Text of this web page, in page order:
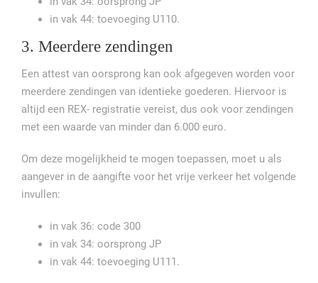
in vak 44: toevoeging U110.
3. Meerdere zendingen
Een attest van oorsprong kan ook afgegeven worden voor
meerdere zendingen van identieke goederen. Hiervoor is
altijd een REX- registratie vereist, dus ook voor zendingen
met een waarde van minder dan 6.000 euro.
Om deze mogelijkheid te mogen toepassen, moet u als
aangever in de aangifte voor het vrije verkeer het volgende
invullen:
in vak 36: code 300
in vak 34: oorsprong JP
in vak 44: toevoeging U111.